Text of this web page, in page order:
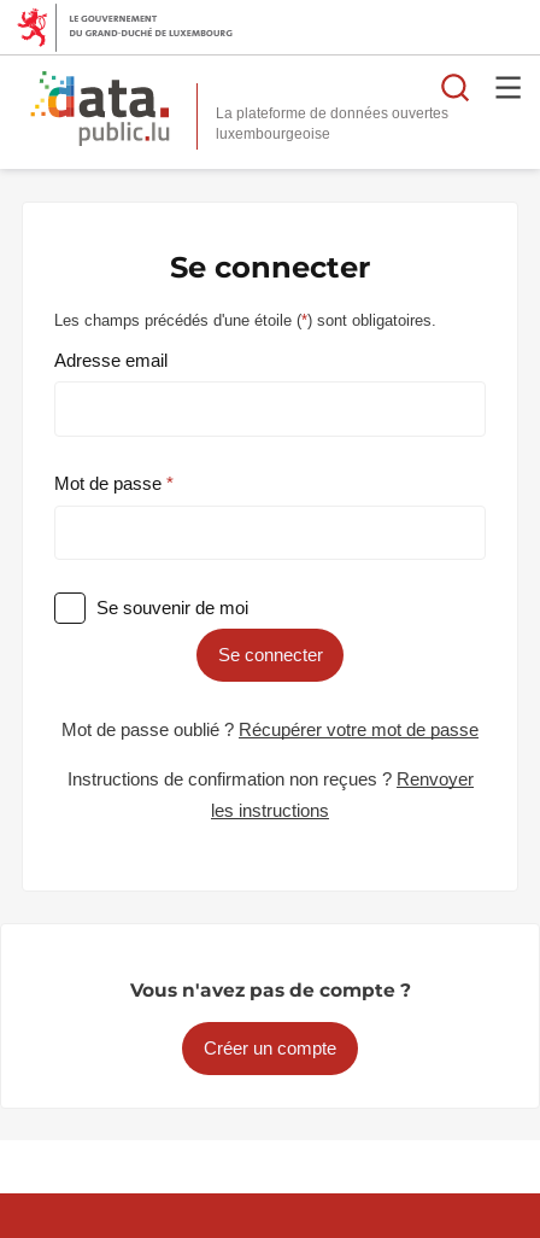
La plateforme de données ouvertes
Se connecter
Les champs précédés d'une étoile (*) sont obligatoires.
Adresse email
Mot de passe
Se souvenir de moi
Se connecter
Mot de passe oublié ? Récupérer votre mot de passe
Instructions de confirmation non reçues ? Renvoyer
les instructions
Vous n'avez pas de compte ?
Créer un compte